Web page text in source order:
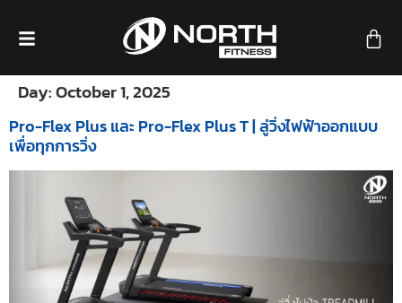
Day:October 1, 2025
Pro-Flex Plus และ Pro-Flex Plus T | ลู่วิ่งไฟฟ้าออกแบบ
เพื่อทุกการวิ่ง